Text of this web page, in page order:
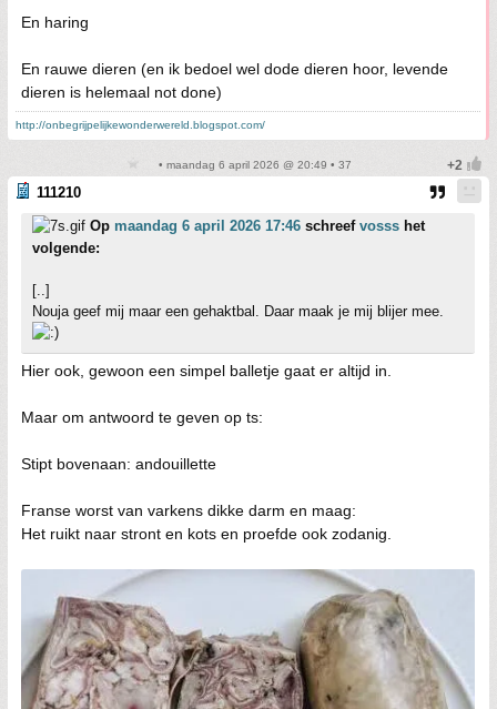
En haring
En rauwe dieren (en ik bedoel wel dode dieren hoor, levende
dieren is helemaal not done)
http://onbegrijpelijkewonderwereld.blogspot.com/
• maandag 6 april 2026 @ 20:49 • 37
111210
Op maandag 6 april 2026 17:46 schreef vosss het
volgende:
[..]
Nouja geef mij maar een gehaktbal. Daar maak je mij blijer mee.
Hier ook, gewoon een simpel balletje gaat er altijd in.
Maar om antwoord te geven op ts:
Stipt bovenaan: andouillette
Franse worst van varkens dikke darm en maag:
Het ruikt naar stront en kots en proefde ook zodanig.